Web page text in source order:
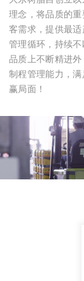
理念，将品质的
客需求，提供最
管理循环，持续
品质上不断精进
制程管理能力，
赢局面！